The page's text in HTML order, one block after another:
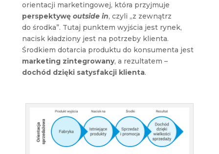
orientacji marketingowej, która przyjmuje
perspektywę outside in, czyli „z zewnątrz
do środka”. Tutaj punktem wyjścia jest rynek,
nacisk kładziony jest na potrzeby klienta.
Środkiem dotarcia produktu do konsumenta jest
marketing zintegrowany, a rezultatem –
dochód dzięki satysfakcji klienta.